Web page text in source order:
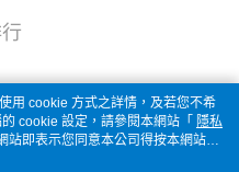
用 cookie 方式之詳情，及若您不希
cookie 設定，請參閱本網站「 隱私
站即表示您同意本公司得按本網站使